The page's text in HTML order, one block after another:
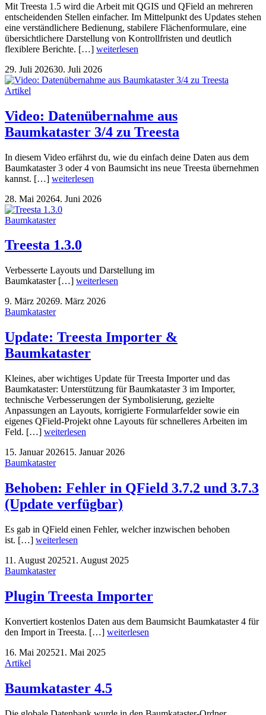
Mit Treesta 1.5 wird die Arbeit mit QGIS und QField an mehreren
entscheidenden Stellen einfacher. Im Mittelpunkt des Updates stehen
eine verständlichere Bedienung, stabilere Flächenformulare, eine
übersichtlichere Darstellung von Kontrollfristen und deutlich
flexiblere Berichte. […] weiterlesen
29. Juli 202630. Juli 2026
Artikel
Video: Datenübernahme aus
Baumkataster 3/4 zu Treesta
In diesem Video erfährst du, wie du einfach deine Daten aus dem
Baumkataster 3 oder 4 von Baumsicht ins neue Treesta übernehmen
kannst. […] weiterlesen
28. Mai 20264. Juni 2026
Baumkataster
Treesta 1.3.0
Verbesserte Layouts und Darstellung im
Baumkataster […] weiterlesen
9. März 20269. März 2026
Baumkataster
Update: Treesta Importer &
Baumkataster
Kleines, aber wichtiges Update für Treesta Importer und das
Baumkataster: Unterstützung für Baumkataster 3 im Importer,
technische Verbesserungen der Symbolisierung, gezielte
Anpassungen an Layouts, korrigierte Formularfelder sowie ein
eigenes QField-Projekt ohne Layouts für schnelleres Arbeiten im
Feld. […] weiterlesen
15. Januar 202615. Januar 2026
Baumkataster
Behoben: Fehler in QField 3.7.2 und 3.7.3
(Update verfügbar)
Es gab in QField einen Fehler, welcher inzwischen behoben
ist. […] weiterlesen
11. August 202521. August 2025
Baumkataster
Plugin Treesta Importer
Konvertiert kostenlos Daten aus dem Baumsicht Baumkataster 4 für
den Import in Treesta. […] weiterlesen
16. Mai 202521. Mai 2025
Artikel
Baumkataster 4.5